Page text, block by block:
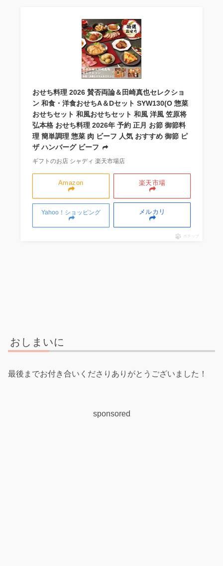
おせち料理 2026 賛否両論＆田崎真也セレクショ
ン 和食・洋食おせちA＆Dセット SYW130(O 惣菜
おせちセット 和風おせちセット 和風 洋風 笠原将
弘本格 おせち料理 2026年 予約 正月 お節 御節料
理 簡単調理 惣菜 肉 ビーフ 人気 おすすめ 御節 ピ
ザ ハンバーグ ビーフ
ギフトのお店 シャディ 楽天市場店
Amazon 楽天市場
Yahoo！ショッピング メルカリ
ポチップ
おしまいに
最後までお付き合いくださりありがとうございました！
sponsored